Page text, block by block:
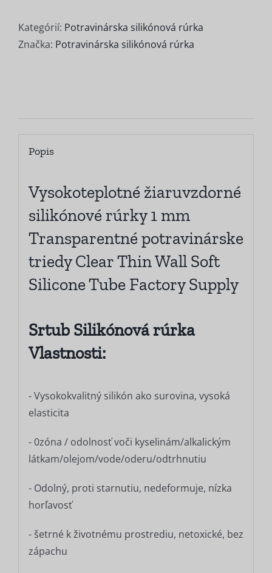
Kategórií: Potravinárska silikónová rúrka
Značka: Potravinárska silikónová rúrka
Popis
Vysokoteplotné žiaruvzdorné
silikónové rúrky 1 mm
Transparentné potravinárske
triedy Clear Thin Wall Soft
Silicone Tube Factory Supply
Srtub Silikónová rúrka
Vlastnosti:
- Vysokokvalitný silikón ako surovina, vysoká
elasticita
- 0zóna / odolnosť voči kyselinám/alkalickým
látkam/olejom/vode/oderu/odtrhnutiu
- Odolný, proti starnutiu, nedeformuje, nízka
horľavosť
- šetrné k životnému prostrediu, netoxické, bez
zápachu